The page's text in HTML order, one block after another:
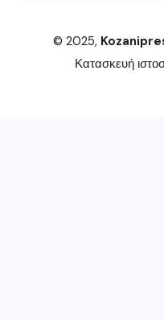
© 2025,
Κατασκευή